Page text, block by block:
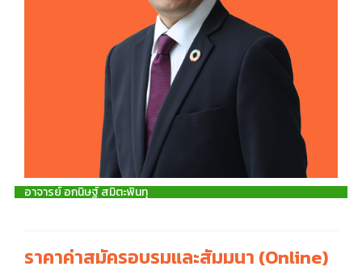
อาจารย์ อกนิษฐ์ สมิตะพินทุ
ราคาค่าสมัครอบรมและสัมมนา (Online)